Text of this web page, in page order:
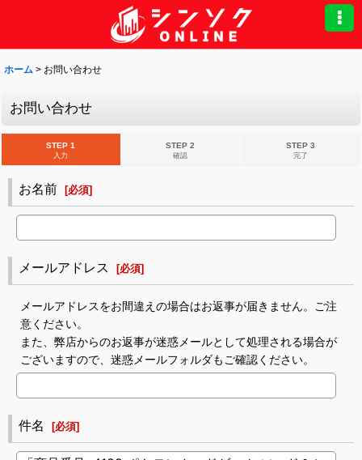
ホーム > お問い合わせ
お問い合わせ
STEP 1
入力
STEP 2
確認
STEP 3
完了
お名前 [必須]
メールアドレス [必須]
メールアドレスをお間違えの場合はお返事が届きません。ご注
意ください。
また、弊店からのお返事が迷惑メールとして処理される場合が
ございますので、迷惑メールフォルダもご確認ください。
件名 [必須]